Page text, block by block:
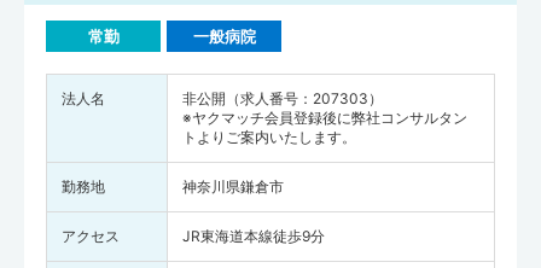
常勤 一般病院
法人名
非公開（求人番号：207303）
※ヤクマッチ会員登録後に弊社コンサルタン
トよりご案内いたします。
勤務地 神奈川県鎌倉市
アクセス JR東海道本線徒歩9分